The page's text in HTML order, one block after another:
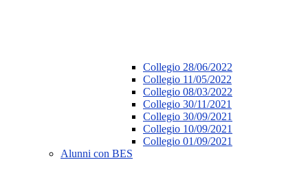
Collegio 28/06/2022
Collegio 11/05/2022
Collegio 08/03/2022
Collegio 30/11/2021
Collegio 30/09/2021
Collegio 10/09/2021
Collegio 01/09/2021
Alunni con BES